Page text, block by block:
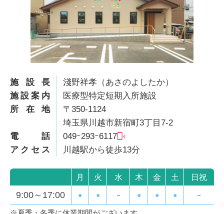
施設長
淺野祥孝（あさのよしたか）
施設案内
医療型特定短期入所施設
所在地
〒350-1124
埼玉県川越市新宿町3丁目7-2
電話
049ｰ293ｰ6117
アクセス
川越駅から徒歩13分